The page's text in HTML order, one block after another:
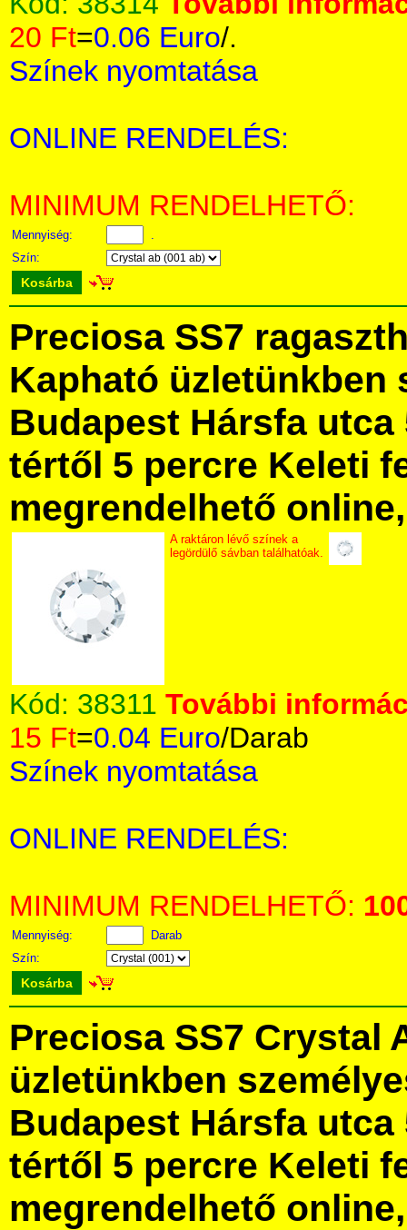
20 Ft=0.06 Euro/.
Színek nyomtatása
ONLINE RENDELÉS:
MINIMUM RENDELHETŐ:
Mennyiség:
.
Szín:
Kosárba
Preciosa SS7
Kapható üzletünkben
Budapest Hársfa utca
tértől 5 percre Keleti
megrendelhető
A raktáron lévő színek a
legördülő sávban találhatóak.
Kód: 38311 További
15 Ft=0.04 Euro/Darab
Színek nyomtatása
ONLINE RENDELÉS:
MINIMUM RENDELHETŐ:
Mennyiség:
Darab
Szín:
Kosárba
Preciosa SS7 Crystal
üzletünkben
Budapest Hársfa utca
tértől 5 percre Keleti
megrendelhető